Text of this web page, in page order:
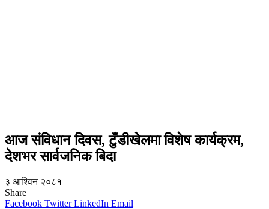
आज संविधान दिवस, टुँडीखेलमा विशेष कार्यक्रम,
देशभर सार्वजनिक बिदा
३ आश्विन २०८१
Share
Facebook Twitter LinkedIn Email